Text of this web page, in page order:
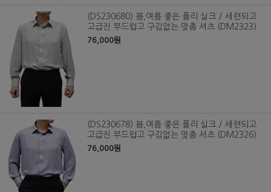
(DS230680) 봄,여름 좋은 폴리 실크 / 세련되고
고급진 부드럽고 구김없는 맞춤 셔츠 (DM2323)
76,000원
(DS230678) 봄,여름 좋은 폴리 실크 / 세련되고
고급진 부드럽고 구김없는 맞춤 셔츠 (DM2326)
76,000원